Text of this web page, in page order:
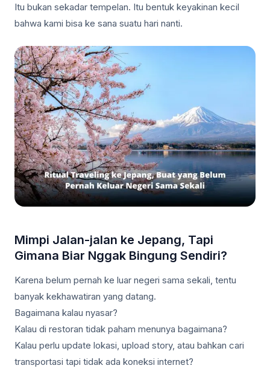
Itu bukan sekadar tempelan. Itu bentuk keyakinan kecil
bahwa kami bisa ke sana suatu hari nanti.
Mimpi Jalan-jalan ke Jepang, Tapi
Gimana Biar Nggak Bingung Sendiri?
Karena belum pernah ke luar negeri sama sekali, tentu
banyak kekhawatiran yang datang.
Bagaimana kalau nyasar?
Kalau di restoran tidak paham menunya bagaimana?
Kalau perlu update lokasi, upload story, atau bahkan cari
transportasi tapi tidak ada koneksi internet?